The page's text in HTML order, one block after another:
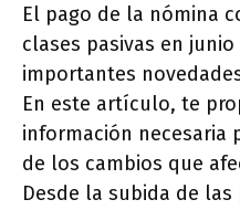
El pago de la nómina
clases pasivas en
importantes
En este artículo, te
información necesaria
de los cambios que
Desde la subida de